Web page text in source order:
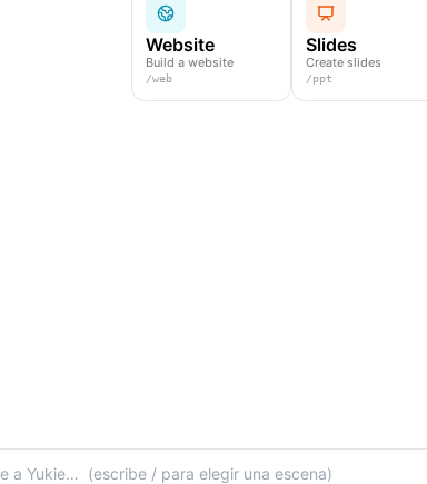
Website
Build a website
/web
Slides
Create slides
/ppt